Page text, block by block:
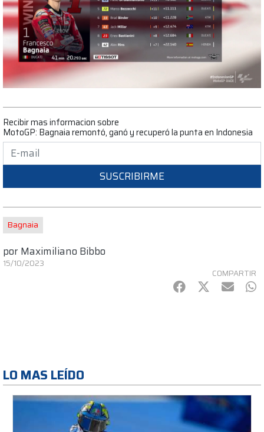
Recibir mas informacion sobre
MotoGP: Bagnaia remontó, ganó y recuperó la punta en Indonesia
SUSCRIBIRME
Bagnaia
por Maximiliano Bibbo
15/10/2023
COMPARTIR
Facebook
Twitter
mail
LO MAS LEÍDO